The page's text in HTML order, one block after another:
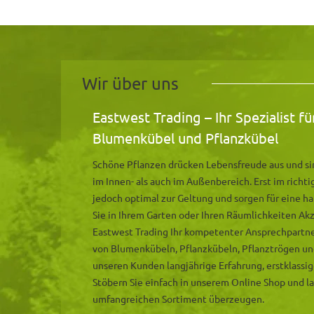
Wir über uns
Eastwest Trading – Ihr Spezialist
Blumenkübel und Pflanzkübel
Schöne Pflanzen drücken Lebensfreude aus und
im Innen- als auch im Außenbereich. Erst im
jedoch optimal zur Geltung und sorgen für eine
Sie in Ihrem Garten oder Ihren Räumlichkeiten
Eastwest Trading Ihr kompetenter
von Blumenkübeln, Pflanzkübeln, Pflanztrögen
unseren Kunden langjährige Erfahrung,
Stöbern Sie einfach in unserem Online Shop und
umfangreichen Sortiment überzeugen.